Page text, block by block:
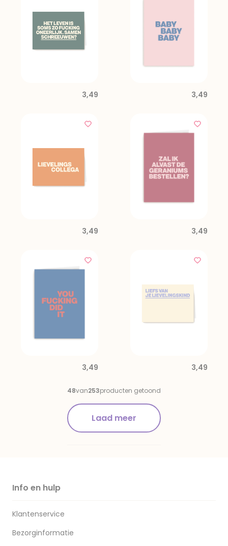
3,49 3,49
3,49 3,49
3,49 3,49
48van253producten getoond
Laad meer
Info en hulp
Klantenservice
Bezorginformatie